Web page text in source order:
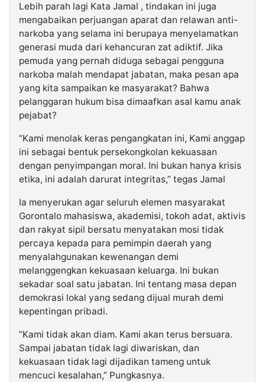
Lebih parah lagi Kata Jamal , tindakan ini juga
mengabaikan perjuangan aparat dan relawan anti-
narkoba yang selama ini berupaya menyelamatkan
generasi muda dari kehancuran zat adiktif. Jika
pemuda yang pernah diduga sebagai pengguna
narkoba malah mendapat jabatan, maka pesan apa
yang kita sampaikan ke masyarakat? Bahwa
pelanggaran hukum bisa dimaafkan asal kamu anak
pejabat?
“Kami menolak keras pengangkatan ini, Kami anggap
ini sebagai bentuk persekongkolan kekuasaan
dengan penyimpangan moral. Ini bukan hanya krisis
etika, ini adalah darurat integritas,” tegas Jamal
Ia menyerukan agar seluruh elemen masyarakat
Gorontalo mahasiswa, akademisi, tokoh adat, aktivis
dan rakyat sipil bersatu menyatakan mosi tidak
percaya kepada para pemimpin daerah yang
menyalahgunakan kewenangan demi
melanggengkan kekuasaan keluarga. Ini bukan
sekadar soal satu jabatan. Ini tentang masa depan
demokrasi lokal yang sedang dijual murah demi
kepentingan pribadi.
“Kami tidak akan diam. Kami akan terus bersuara.
Sampai jabatan tidak lagi diwariskan, dan
kekuasaan tidak lagi dijadikan tameng untuk
mencuci kesalahan,” Pungkasnya.